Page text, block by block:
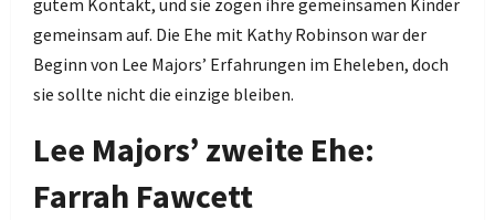
gutem Kontakt, und sie zogen ihre gemeinsamen Kinder
gemeinsam auf. Die Ehe mit Kathy Robinson war der
Beginn von Lee Majors’ Erfahrungen im Eheleben, doch
sie sollte nicht die einzige bleiben.
Lee Majors’ zweite Ehe:
Farrah Fawcett